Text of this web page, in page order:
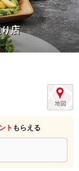
店
ト もらえる